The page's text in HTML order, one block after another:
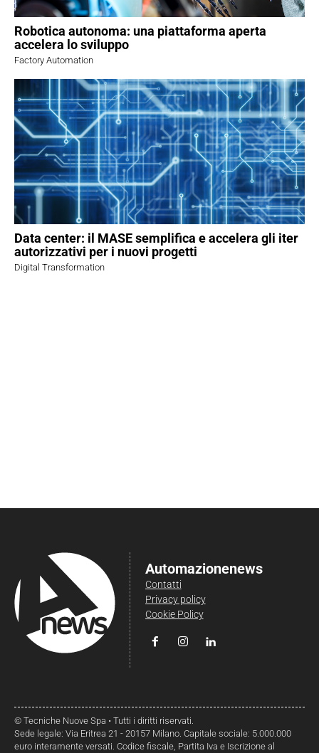
Robotica autonoma: una piattaforma aperta
accelera lo sviluppo
Factory Automation
Data center: il MASE semplifica e accelera gli iter
autorizzativi per i nuovi progetti
Digital Transformation
Automazionenews
Contatti
Privacy policy
Cookie Policy
© Tecniche Nuove Spa • Tutti i diritti riservati.
Sede legale: Via Eritrea 21 - 20157 Milano. Capitale sociale: 5.000.000
euro interamente versati. Codice fiscale, Partita Iva e Iscrizione al